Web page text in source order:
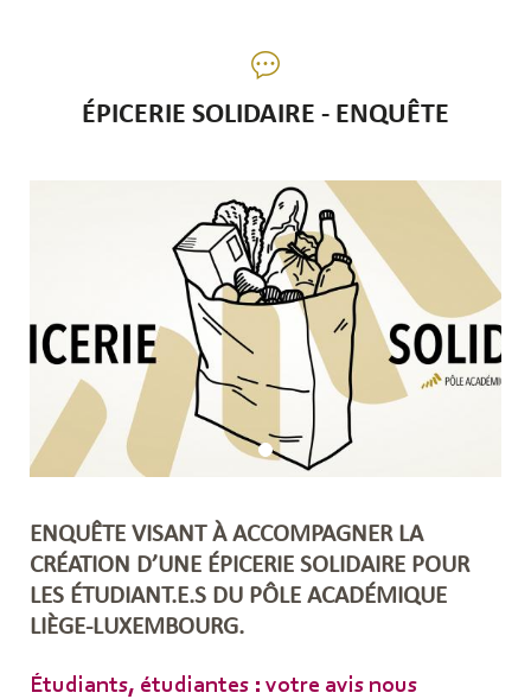
ÉPICERIE SOLIDAIRE - ENQUÊTE
ENQUÊTE VISANT À ACCOMPAGNER LA
CRÉATION D’UNE ÉPICERIE SOLIDAIRE POUR
LES ÉTUDIANT.E.S DU PÔLE ACADÉMIQUE
LIÈGE-LUXEMBOURG.
Étudiants, étudiantes : votre avis nous